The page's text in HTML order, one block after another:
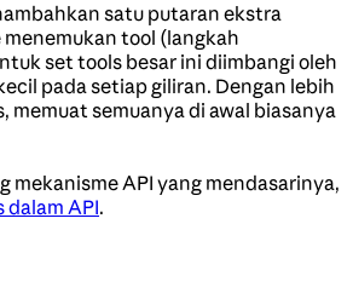
satu putaran ekstra
tool (langkah
set tools besar ini diimbangi oleh
pada setiap giliran. Dengan lebih
memuat semuanya di awal biasanya
mekanisme API yang mendasarinya,
dalam API.